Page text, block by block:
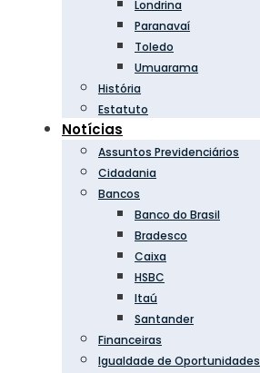
Londrina
Paranavaí
Toledo
Umuarama
História
Estatuto
Notícias
Assuntos Previdenciários
Cidadania
Bancos
Banco do Brasil
Bradesco
Caixa
HSBC
Itaú
Santander
Financeiras
Igualdade de Oportunidades